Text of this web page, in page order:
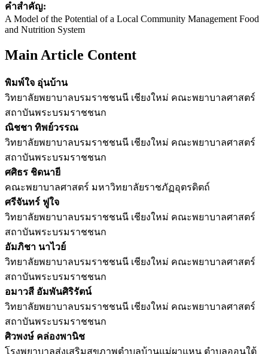
คำสำคัญ:
A Model of the Potential of a Local Community Management Food
and Nutrition System
Main Article Content
พิมพ์ใจ อุ่นบ้าน
วิทยาลัยพยาบาลบรมราชชนนี เชียงใหม่ คณะพยาบาลศาสตร์
สถาบันพระบรมราชชนก
ณิชชา ทิพย์วรรณ
วิทยาลัยพยาบาลบรมราชชนนี เชียงใหม่ คณะพยาบาลศาสตร์
สถาบันพระบรมราชชนก
ศศิธร ชิดนายี
คณะพยาบาลศาสตร์ มหาวิทยาลัยราชภัฏอุตรดิตถ์
ศรีจันทร์ ฟูใจ
วิทยาลัยพยาบาลบรมราชชนนี เชียงใหม่ คณะพยาบาลศาสตร์
สถาบันพระบรมราชชนก
อัมภิชา นาไวย์
วิทยาลัยพยาบาลบรมราชชนนี เชียงใหม่ คณะพยาบาลศาสตร์
สถาบันพระบรมราชชนก
อมาวสี อัมพันศิริรัตน์
วิทยาลัยพยาบาลบรมราชชนนี เชียงใหม่ คณะพยาบาลศาสตร์
สถาบันพระบรมราชชนก
ศิวพงษ์ คล่องพานิช
โรงพยาบาลส่งเสริมสุขภาพตำบลบ้านแม่ผาแหน ตำบลออนใต้